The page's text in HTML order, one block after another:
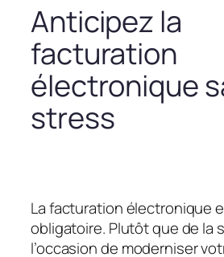
Anticipez la
facturation
électronique
stress
La facturation électronique
obligatoire. Plutôt que de la
l’occasion de moderniser